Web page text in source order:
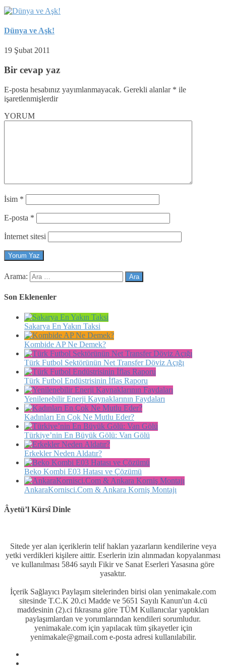
Dünya ve Aşk!
19 Şubat 2011
Bir cevap yaz
E-posta hesabınız yayımlanmayacak. Gerekli alanlar * ile
işaretlenmişlerdir
YORUM
İsim *
E-posta *
İnternet sitesi
Arama:
Son Eklenenler
Sakarya En Yakın Taksi
Kombide AP Ne Demek?
Türk Futbol Sektörünün Net Transfer Döviz Açığı
Türk Futbol Endüstrisinin İflas Raporu
Yenilenebilir Enerji Kaynaklarının Faydaları
Kadınları En Çok Ne Mutlu Eder?
Türkiye’nin En Büyük Gölü: Van Gölü
Erkekler Neden Aldatır?
Beko Kombi E03 Hatası ve Çözümü
AnkaraKornisci.Com & Ankara Korniş Montajı
Âyetü’l Kürsî Dinle
Sitede yer alan içeriklerin telif hakları yazarların kendilerine veya
yetki verdikleri kişilere aittir. Eserlerin izin alınmadan kopyalanması
ve kullanılması 5846 sayılı Fikir ve Sanat Eserleri Yasasına göre
yasaktır.
İçerik Sağlayıcı Paylaşım sitelerinden birisi olan yenimakale.com
sitesinde T.C.K 20.ci Madde ve 5651 Sayılı Kanun'un 4.cü
maddesinin (2).ci fıkrasına göre TÜM Kullanıcılar yaptıkları
paylaşımlardan ve yorumlarından kendileri sorumludur.
yenimakale.com için yapılacak tüm şikayetler için
yenimakale@gmail.com e-posta adresi kullanılabilir.